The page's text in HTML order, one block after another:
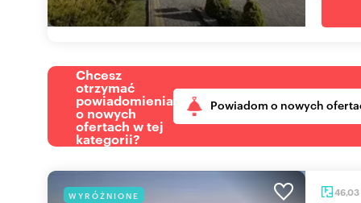
Chcesz
otrzymać
powiadomienia
o nowych
ofertach w tej
kategorii?
Powiadom o nowych
WYRÓŻNIONE 46,03